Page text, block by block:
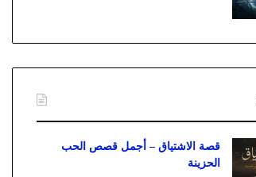
قصة الاشتياق – أجمل قصص الحب
الحزينة